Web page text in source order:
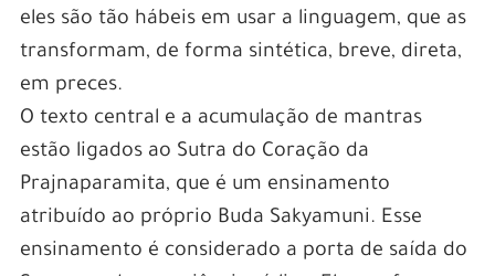
eles são tão hábeis em usar a linguagem, que as
transformam, de forma sintética, breve, direta,
em preces.
O texto central e a acumulação de mantras
estão ligados ao Sutra do Coração da
Prajnaparamita, que é um ensinamento
atribuído ao próprio Buda Sakyamuni. Esse
ensinamento é considerado a porta de saída do